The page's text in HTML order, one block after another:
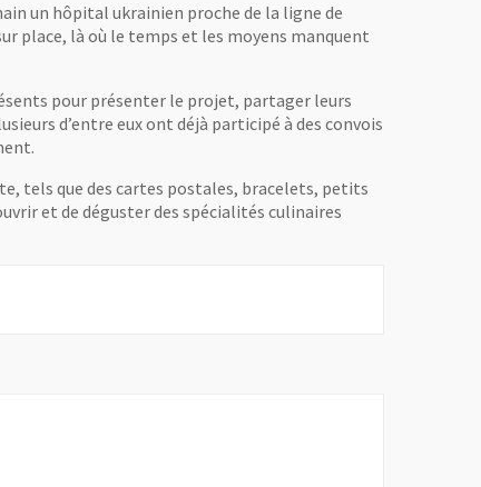
un hôpital ukrainien proche de la ligne de
place, là où le temps et les moyens manquent
pour présenter le projet, partager leurs
d’entre eux ont déjà participé à des convois
tels que des cartes postales, bracelets, petits
et de déguster des spécialités culinaires
fenêtre